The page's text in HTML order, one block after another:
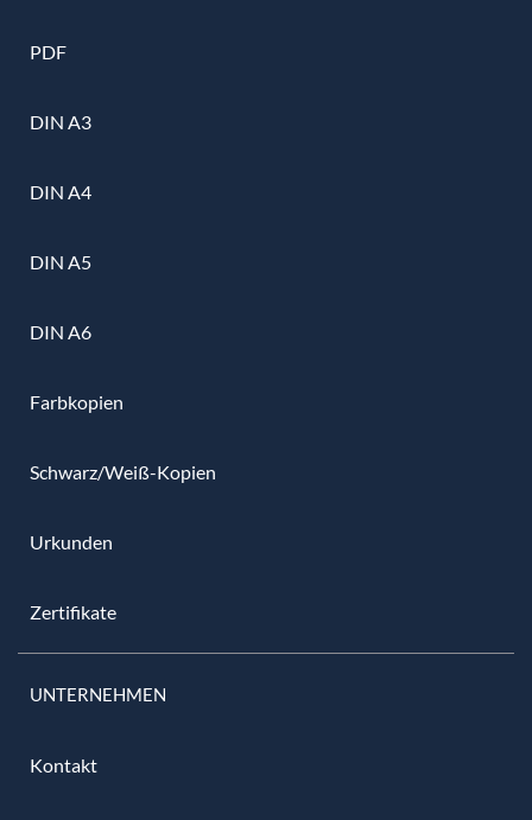
PDF
DIN A3
DIN A4
DIN A5
DIN A6
Farbkopien
Schwarz/Weiß-Kopien
Urkunden
Zertifikate
UNTERNEHMEN
Kontakt